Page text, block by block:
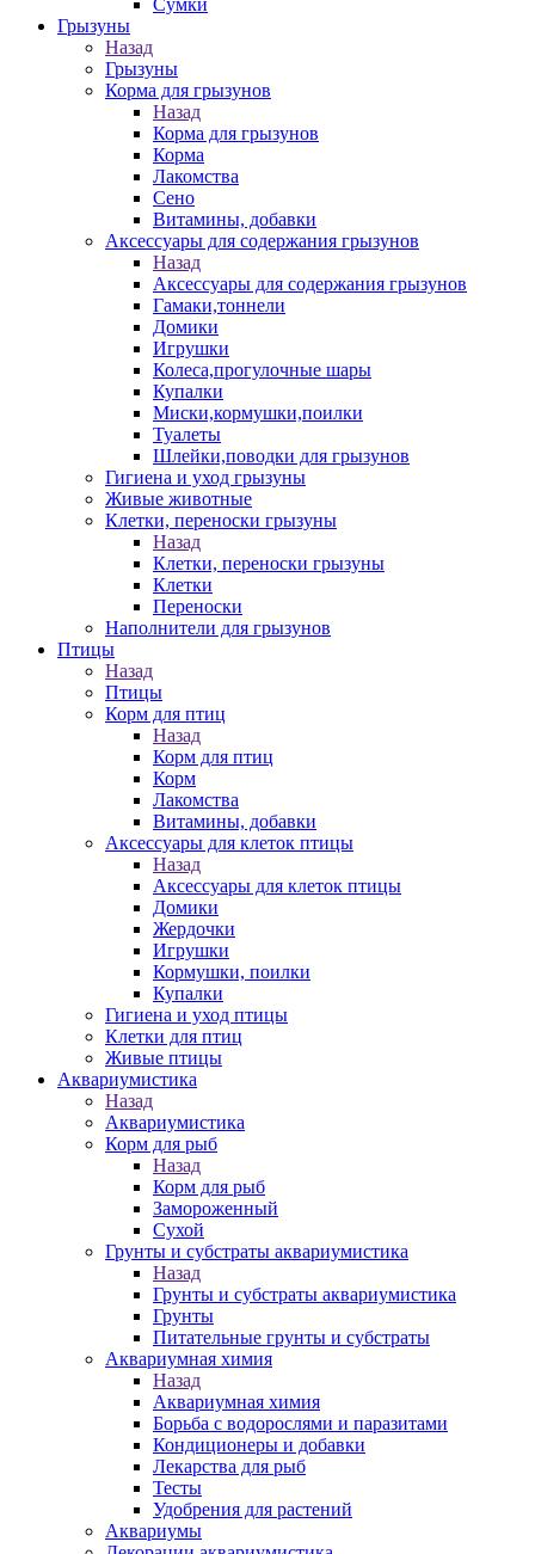
Сумки
Грызуны
Назад
Грызуны
Корма для грызунов
Назад
Корма для грызунов
Корма
Лакомства
Сено
Витамины, добавки
Аксессуары для содержания грызунов
Назад
Аксессуары для содержания грызунов
Гамаки,тоннели
Домики
Игрушки
Колеса,прогулочные шары
Купалки
Миски,кормушки,поилки
Туалеты
Шлейки,поводки для грызунов
Гигиена и уход грызуны
Живые животные
Клетки, переноски грызуны
Назад
Клетки, переноски грызуны
Клетки
Переноски
Наполнители для грызунов
Птицы
Назад
Птицы
Корм для птиц
Назад
Корм для птиц
Корм
Лакомства
Витамины, добавки
Аксессуары для клеток птицы
Назад
Аксессуары для клеток птицы
Домики
Жердочки
Игрушки
Кормушки, поилки
Купалки
Гигиена и уход птицы
Клетки для птиц
Живые птицы
Аквариумистика
Назад
Аквариумистика
Корм для рыб
Назад
Корм для рыб
Замороженный
Сухой
Грунты и субстраты аквариумистика
Назад
Грунты и субстраты аквариумистика
Грунты
Питательные грунты и субстраты
Аквариумная химия
Назад
Аквариумная химия
Борьба с водорослями и паразитами
Кондиционеры и добавки
Лекарства для рыб
Тесты
Удобрения для растений
Аквариумы